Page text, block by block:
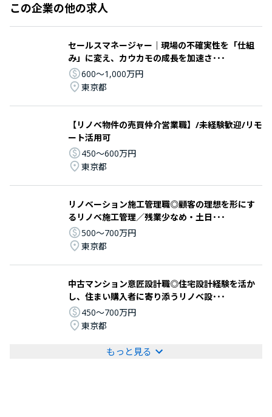
この企業の他の求人
セールスマネージャー｜現場の不確実性を「仕組
み」に変え、カウカモの成長を加速さ･･･
600〜1,000万円
東京都
【リノベ物件の売買仲介営業職】/未経験歓迎/リモ
ート活用可
450〜600万円
東京都
リノベーション施工管理職◎顧客の理想を形にす
るリノベ施工管理／残業少なめ・土日･･･
500〜700万円
東京都
中古マンション意匠設計職◎住宅設計経験を活か
し、住まい購入者に寄り添うリノベ設･･･
450〜700万円
東京都
もっと見る